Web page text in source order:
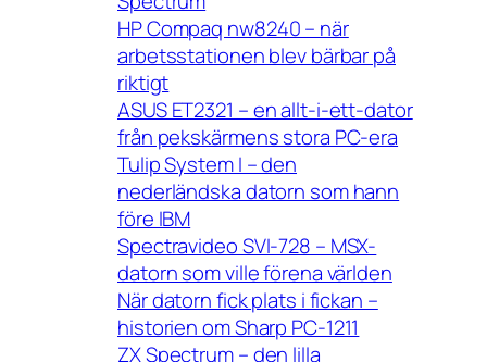
HP Compaq nw8240 – när
arbetsstationen blev bärbar på
riktigt
ASUS ET2321 – en allt-i-ett-dator
från pekskärmens stora PC-era
Tulip System I – den
nederländska datorn som hann
före IBM
Spectravideo SVI-728 – MSX-
datorn som ville förena världen
När datorn fick plats i fickan –
historien om Sharp PC-1211
ZX Spectrum – den lilla